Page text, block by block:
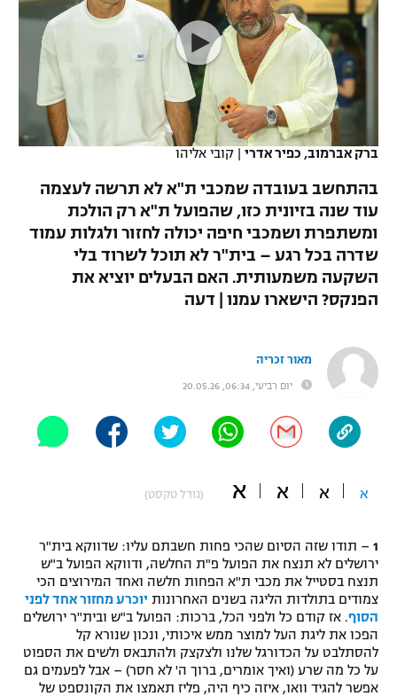
VOD
רץ ברשת
תוצאות
לוח שידורים
ברחבה
"מעל הליגה" – פודקאסט
"מחצית בשכונה" – פודקאסט
משתתפים וזוכים בפרסים
תקנון עבור פעילות אלקטרה
תקנון עבור פעילות ספורט 1 – "מרלן"
טניס
גיימינג E-Sports
תנאי שימוש
נבחרת ישראל
מכבי חיפה
בית"ר ירושלים
מכבי תל אביב
הפועל תל אביב
הפועל חיפה
הפועל באר שבע
בני יהודה
ליגה ספרדית
ליגה איטלקית
ליגה צרפתית
ליגה טורקית
ליגה סינית
ליגה ברזילאית
כדורסל נשים
מכבי תל אביב
הפועל חולון
הפועל ירושלים
דני אבדיה
יורוליג
יורוקאפ
טניס
כדוריד
כדורעף
ג'ודו
אגרוף
ספורט אולימפי
UFC
היאבקות WWE
אופניים
פוטבול אמריקאי NFL
בייסבול MLB
ספורט אתגרי ואקסטרים
אומנויות לחימה
ברק אברמוב, כפיר אדרי | קובי אליהו
בהתחשב בעובדה שמכבי ת"א לא תרשה לעצמה
עוד שנה בזיונית כזו, שהפועל ת"א רק הולכת
ומשתפרת ושמכבי חיפה יכולה לחזור ולגלות עמוד
שדרה בכל רגע – בית"ר לא תוכל לשרוד בלי
השקעה משמעותית. האם הבעלים יוציא את
הפנקס? הישארו עמנו | דעה
מאור זכריה
יום רביעי, 06:34, 20.05.26
א א א א (גודל טקסט)
1 – תודו שזה הסיום שהכי פחות חשבתם עליו: שדווקא בית"ר
ירושלים לא תנצח את הפועל פ"ת החלשה, ודווקא הפועל ב"ש
תנצח בסטייל את מכבי ת"א הפחות חלשה ואחד המירוצים הכי
צמודים בתולדות הליגה בשנים האחרונות יוכרע מחזור אחד לפני
הסוף. אז קודם כל ולפני הכל, ברכות: הפועל ב"ש ובית"ר ירושלים
הפכו את ליגת העל למוצר ממש איכותי, ונכון שנורא קל
להסתלבט על הכדורגל שלנו ולצקצק ולהתבאס ולשים את הספוט
על כל מה שרע (ואיך אומרים, ברוך ה' לא חסר) – אבל לפעמים גם
אפשר להגיד וואו, איזה כיף היה, פליז תאמצו את הקונספט של